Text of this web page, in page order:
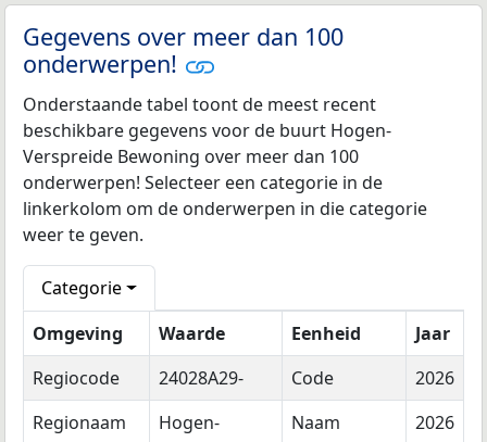
Gegevens over meer dan 100
onderwerpen!
Onderstaande tabel toont de meest recent
beschikbare gegevens voor de buurt Hogen-
Verspreide Bewoning over meer dan 100
onderwerpen! Selecteer een categorie in de
linkerkolom om de onderwerpen in die categorie
weer te geven.
Categorie
Omgeving
Waarde Eenheid
Jaar
Regiocode
24028A29- Code
2026
Regionaam
Hogen-
Naam 2026